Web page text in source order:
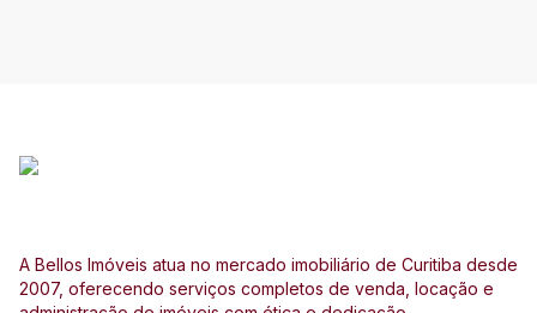
A Bellos Imóveis atua no mercado imobiliário de Curitiba desde
2007, oferecendo serviços completos de venda, locação e